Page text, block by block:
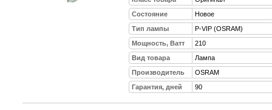
Состояние
Новое
Тип лампы
P-VIP (OSRAM)
Мощность, Ватт
210
Вид товара
Лампа
Производитель
OSRAM
Гарантия, дней
90